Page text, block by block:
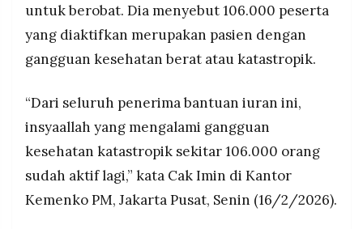
untuk berobat. Dia menyebut 106.000 peserta
yang diaktifkan merupakan pasien dengan
gangguan kesehatan berat atau katastropik.
“Dari seluruh penerima bantuan iuran ini,
insyaallah yang mengalami gangguan
kesehatan katastropik sekitar 106.000 orang
sudah aktif lagi,” kata Cak Imin di Kantor
Kemenko PM, Jakarta Pusat, Senin (16/2/2026).